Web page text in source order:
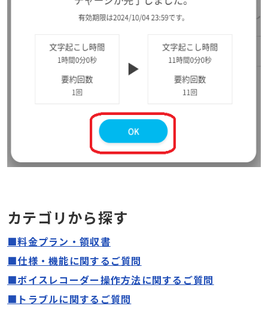
カテゴリから探す
■料金プラン・領収書
■仕様・機能に関するご質問
■ボイスレコーダー操作方法に関するご質問
■トラブルに関するご質問